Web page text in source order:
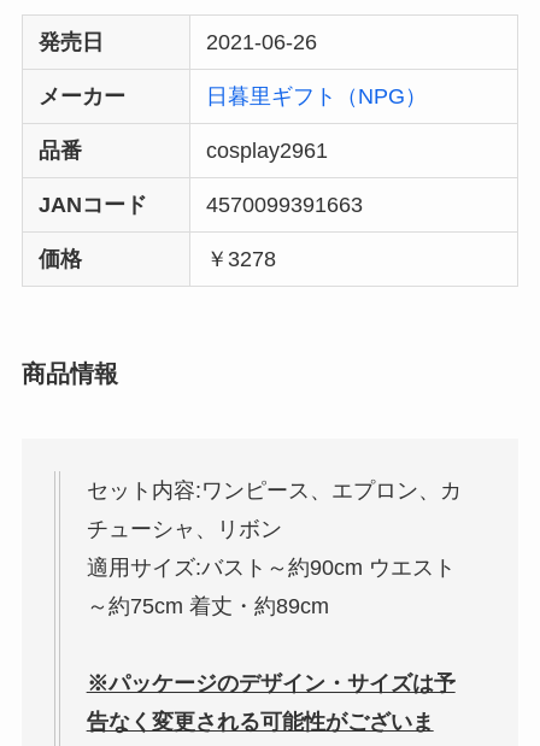
発売日 2021-06-26
メーカー 日暮里ギフト（NPG）
品番 cosplay2961
JANコード 4570099391663
価格 ￥3278
商品情報
セット内容:ワンピース、エプロン、カ
チューシャ、リボン
適用サイズ:バスト～約90cm ウエスト
～約75cm 着丈・約89cm
※パッケージのデザイン・サイズは予
告なく変更される可能性がございま